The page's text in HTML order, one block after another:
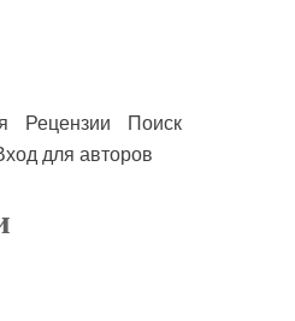
Рецензии
Поиск
для авторов